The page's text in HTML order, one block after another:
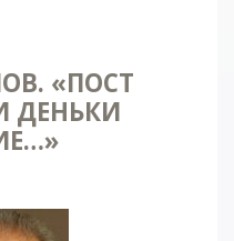
«ПОСТ
ДЕНЬКИ